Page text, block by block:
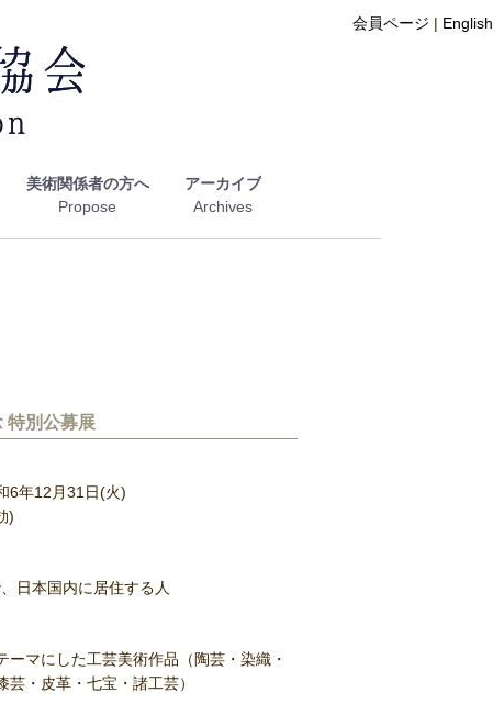
会員ページ | English
美術関係者の方へ アーカイブ
特別公募展
6年12月31日(火)
)
日本国内に居住する人
ーマにした工芸美術作品（陶芸・染織・
・皮革・七宝・諸工芸）